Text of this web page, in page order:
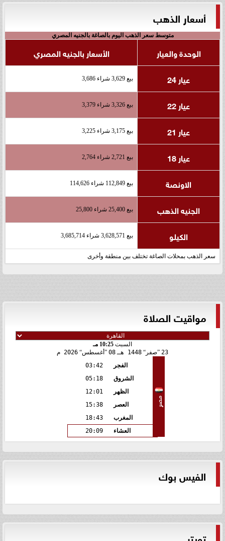
أسعار الذهب
متوسط سعر الذهب اليوم بالصاغة بالجنيه المصري
الوحدة والعيار
الأسعار بالجنيه المصري
عيار 24
بيع 3,629 شراء 3,686
عيار 22 بيع 3,326 شراء 3,379
عيار 21 بيع 3,175 شراء 3,225
عيار 18 بيع 2,721 شراء 2,764
الاونصة بيع 112,849 شراء 114,626
الجنيه الذهب بيع 25,400 شراء 25,800
الكيلو بيع 3,628,571 شراء 3,685,714
سعر الذهب بمحلات الصاغة تختلف بين منطقة وأخرى
مواقيت الصلاة
السبت 10:25 مـ
23
صفر 1448 هـ 08 أغسطس 2026 م
مصر
الفجر
03:42
الشروق
05:18
الظهر
12:01
العصر
15:38
المغرب
18:43
العشاء
20:09
الفيس بوك